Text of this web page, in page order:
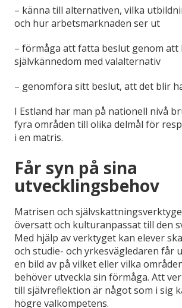
– känna till alternativen, vilka
och hur arbetsmarknaden ser ut
– förmåga att fatta beslut genom att
självkännedom med valalternativ
– genomföra sitt beslut, att det blir
I Estland har man på nationell nivå
fyra områden till olika delmål för
i en matris.
Får syn på sina
utvecklingsbehov
Matrisen och
översatt och kulturanpassat till den
Med hjälp av verktyget kan elever
och studie- och yrkesvägledaren får
en bild av på vilket eller vilka
behöver utveckla sin förmåga. Att
till självreflektion är något som i sig
högre valkompetens.